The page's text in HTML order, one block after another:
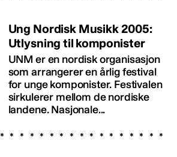
Ung Nordisk Musikk 2005:
Utlysning til komponister
UNM er en nordisk organisasjon
som arrangerer en årlig festival
for unge komponister. Festivalen
sirkulerer mellom de nordiske
landene. Nasjonale...